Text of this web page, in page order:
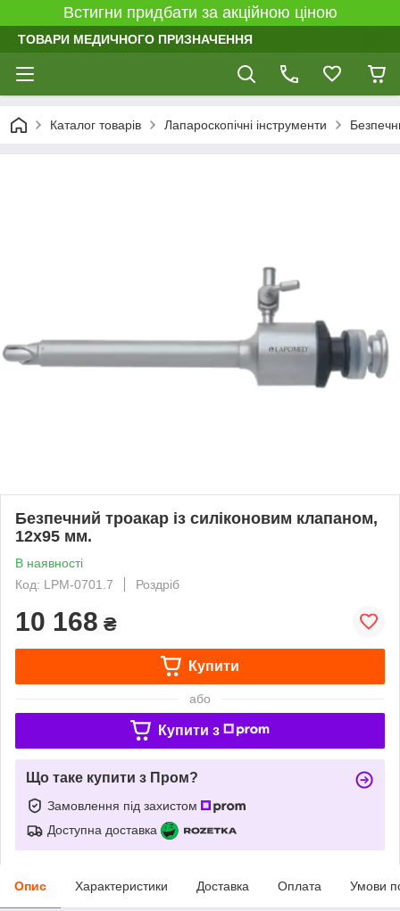
Встигни придбати за акційною ціною
ТОВАРИ МЕДИЧНОГО ПРИЗНАЧЕННЯ
Каталог товарів Лапароскопічні інструменти
Безпечний троакар із силіконовим клапаном,
12х95 мм.
В наявності
Код: LPM-0701.7
Роздріб
10 168 ₴
Купити
або
Купити з
Що таке купити з Пром?
Замовлення під захистом
Доступна доставка
Опис Характеристики Доставка Оплата Умови